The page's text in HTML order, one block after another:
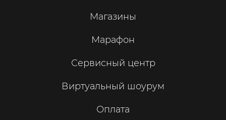
Магазины
Марафон
Сервисный центр
Виртуальный шоурум
Оплата